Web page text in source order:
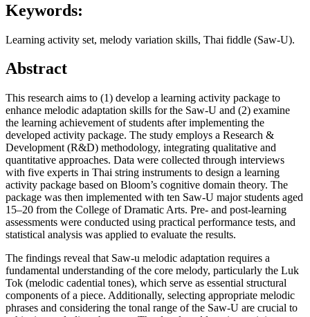
Keywords:
Learning activity set, melody variation skills, Thai fiddle (Saw-U).
Abstract
This research aims to (1) develop a learning activity package to
enhance melodic adaptation skills for the Saw-U and (2) examine
the learning achievement of students after implementing the
developed activity package. The study employs a Research &
Development (R&D) methodology, integrating qualitative and
quantitative approaches. Data were collected through interviews
with five experts in Thai string instruments to design a learning
activity package based on Bloom’s cognitive domain theory. The
package was then implemented with ten Saw-U major students aged
15–20 from the College of Dramatic Arts. Pre- and post-learning
assessments were conducted using practical performance tests, and
statistical analysis was applied to evaluate the results.
The findings reveal that Saw-u melodic adaptation requires a
fundamental understanding of the core melody, particularly the Luk
Tok (melodic cadential tones), which serve as essential structural
components of a piece. Additionally, selecting appropriate melodic
phrases and considering the tonal range of the Saw-U are crucial to